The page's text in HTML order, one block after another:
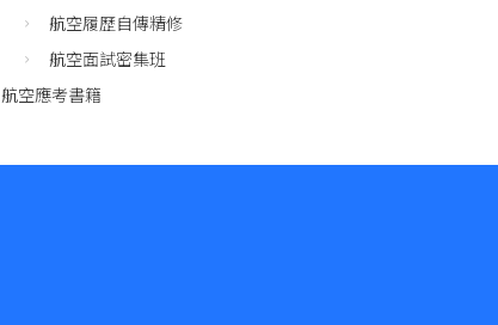
航空履歷自傳精修
航空面試密集班
航空應考書籍